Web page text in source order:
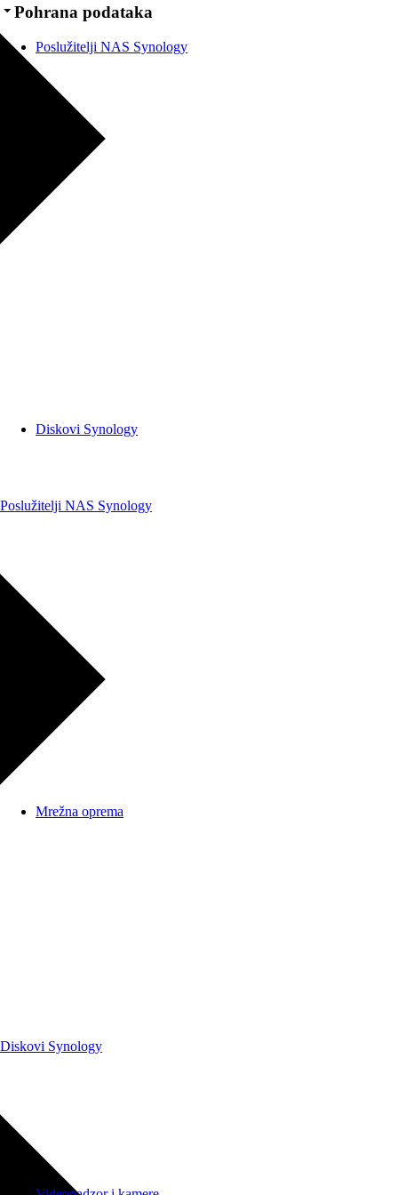
Poslužitelji NAS Synology
Diskovi Synology
Pohrana podataka
Poslužitelji NAS Synology
Diskovi Synology
Mrežna oprema